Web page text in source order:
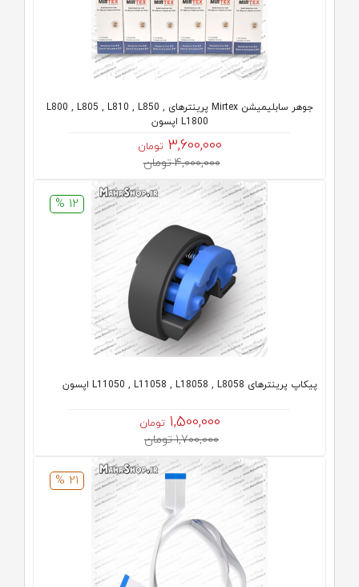
جوهر سابلیمیشن Mirtex پرینترهای L800 , L805 , L810 , L850 ,
L1800 اپسون
3,600,000 تومان
4,000,000 تومان
12 %
پیکاپ پرینترهای L11050 , L11058 , L18058 , L8058 اپسون
1,500,000 تومان
1,700,000 تومان
21 %